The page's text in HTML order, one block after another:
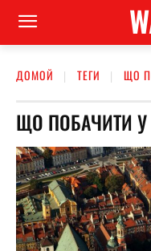
ДОМОЙ ТЕГИ ЩО
ЩО ПОБАЧИТИ У